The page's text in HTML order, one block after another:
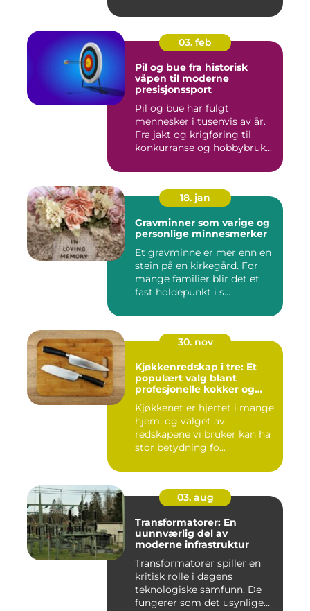
03. feb
Pil og bue fra historisk
våpen til moderne
presisjonssport
Pil og bue har fulgt
mennesker i tusenvis av år.
Fra jakt og krigføring til
konkurranse og hobbybruk...
18. jan
Gravminner som varige og
personlige minnesmerker
Et gravminne er mer enn en
stein på en kirkegård. For
mange familier blir det et
fast holdepunkt i s...
30. nov
Kjøkkenredskap i tre: Et
populært valg blant
profesjonelle kokker og
Kjøkkenet er hjertet i mange
hjem, og valget av
redskapene vi bruker kan ha
stor betydning fo...
03. aug
Transformatorer: En
uunnværlig del av
moderne infrastruktur
Transformatorer spiller en
kritisk rolle i dagens
teknologiske samfunn. De
fungerer som det usynlige...